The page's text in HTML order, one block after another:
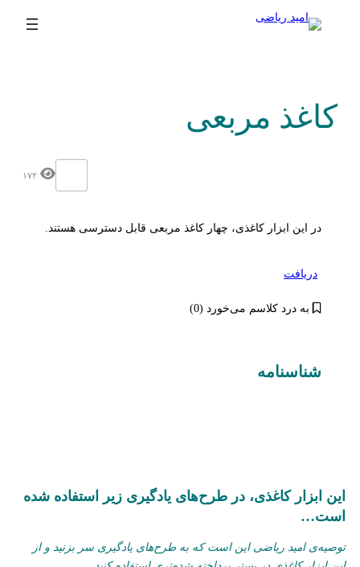
کاغذ مربعی
۱۷۲
در این ابزار کاغذی، چهار کاغذ مربعی قابل دسترسی هستند.
دریافت
به درد کلاسم می‌خورد (0)
شناسنامه‌
این ابزار کاغذی، در طرح‌های یادگیری زیر استفاده شده
است…
توصیه‌ی امید ریاضی این است که به طرح‌های یادگیری سر بزنید و از